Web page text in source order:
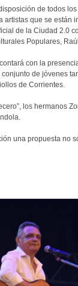
de todos
que se están
de la Ciudad 2.0
Populares,
con la
de jóvenes
de Corrientes.
los hermanos
una propuesta no